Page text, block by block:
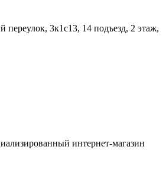
3к1с13, 14 подъезд, 2 этаж,
интернет-магазин